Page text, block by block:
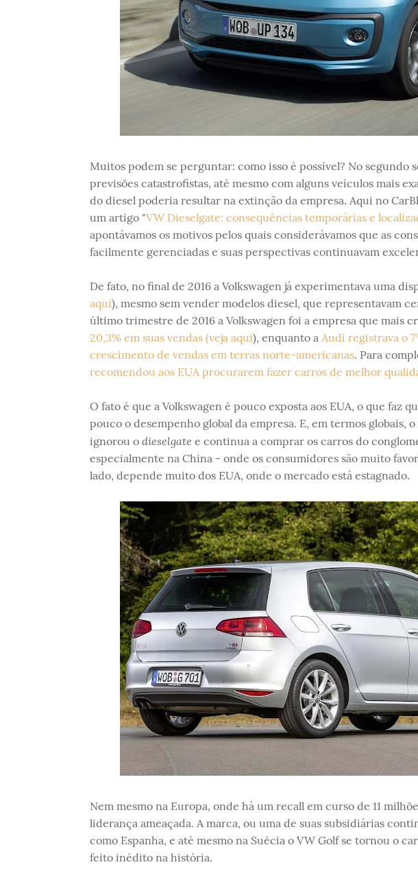
Muitos podem se perguntar: como isso é possível? No segundo
previsões catastrofistas, até mesmo com alguns veículos mais
do diesel poderia resultar na extinção da empresa. Aqui no
um artigo "VW Dieselgate: consequências temporárias e
apontávamos os motivos pelos quais considerávamos que as
facilmente gerenciadas e suas perspectivas continuavam
De fato, no final de 2016 a Volkswagen já experimentava uma
aqui), mesmo sem vender modelos diesel, que representavam
último trimestre de 2016 a Volkswagen foi a empresa que mais
20,3% em suas vendas (veja aqui), enquanto a Audi registrava o
crescimento de vendas em terras norte-americanas. Para
recomendou aos EUA procurarem fazer carros de melhor
O fato é que a Volkswagen é pouco exposta aos EUA, o que faz
pouco o desempenho global da empresa. E, em termos globais,
ignorou o dieselgate e continua a comprar os carros do
especialmente na China - onde os consumidores são muito
lado, depende muito dos EUA, onde o mercado está estagnado.
Nem mesmo na Europa, onde há um recall em curso de 11
liderança ameaçada. A marca, ou uma de suas subsidiárias
como Espanha, e até mesmo na Suécia o VW Golf se tornou o
feito inédito na história.